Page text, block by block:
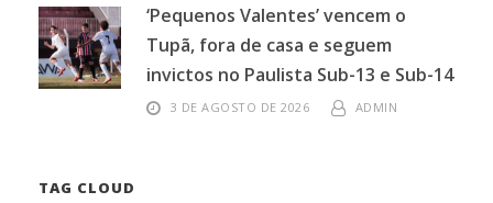
‘Pequenos Valentes’ vencem o
Tupã, fora de casa e seguem
invictos no Paulista Sub-13 e Sub-14
3 DE AGOSTO DE 2026 ADMIN
TAG CLOUD